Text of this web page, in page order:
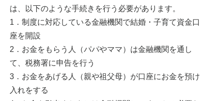
は、以下のような手続きを行う必要があります。
1．制度に対応している金融機関で結婚・子育て資金口
座を開設
2．お金をもらう人（パパやママ）は金融機関を通し
て、税務署に申告を行う
3．お金をあげる人（親や祖父母）が口座にお金を預け
入れをする